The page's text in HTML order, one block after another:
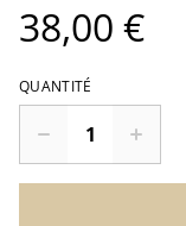
38,00 €
QUANTITÉ